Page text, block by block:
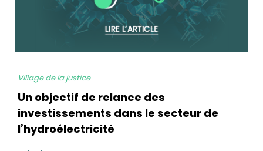
Village de la justice
Un objectif de relance des
investissements dans le secteur de
l’hydroélectricité